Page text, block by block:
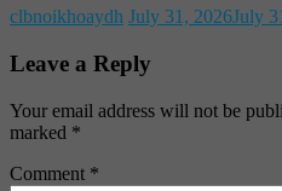
clbnoikhoaydh July 31, 2026July
Leave a Reply
Your email address will not be
marked *
Comment *